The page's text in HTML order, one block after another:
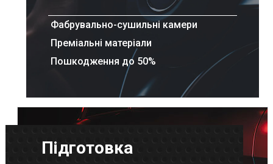
Фабрувально-сушильні камери
Преміальні матеріали
Пошкодження до 50%
Підготовка